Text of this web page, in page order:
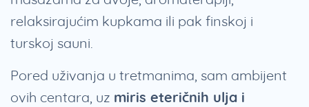
relaksirajućim kupkama ili pak finskoj i
turskoj sauni.
Pored uživanja u tretmanima, sam ambijent
ovih centara, uz miris eteričnih ulja i